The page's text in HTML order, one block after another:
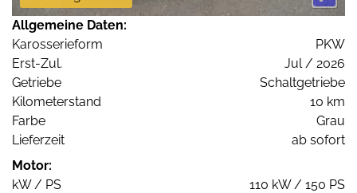
Allgemeine Daten:
Karosserieform
PKW
Erst-Zul.
Jul / 2026
Getriebe
Schaltgetriebe
Kilometerstand
10 km
Farbe
Grau
Lieferzeit
ab sofort
Motor:
kW / PS
110 kW / 150 PS